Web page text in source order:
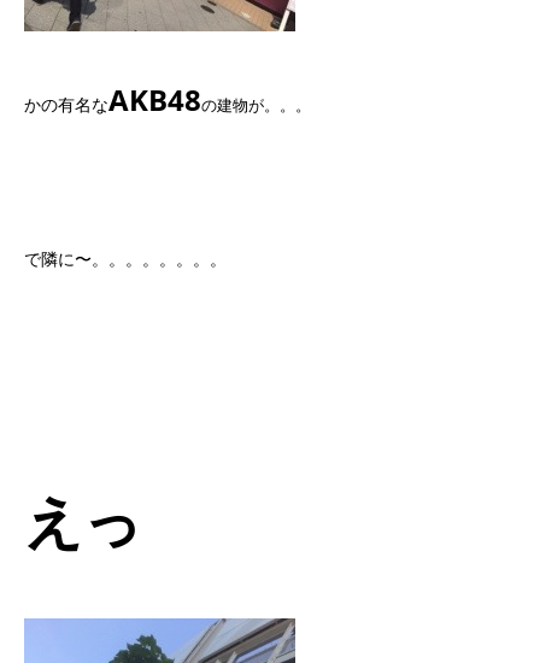
かの有名なAKB48の建物が。。。
で隣に〜。。。。。。。。
えっ